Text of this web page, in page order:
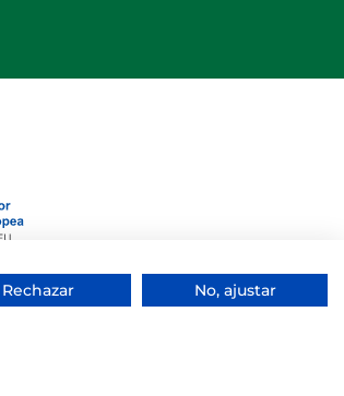
Rechazar No, ajustar